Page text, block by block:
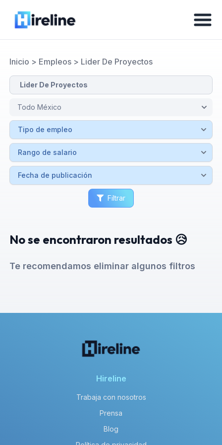
Inicio > Empleos> Lider De Proyectos
Filtrar
No se encontraron resultados 😥
Te recomendamos eliminar algunos filtros
Hireline
Trabaja con nosotros
Prensa
Blog